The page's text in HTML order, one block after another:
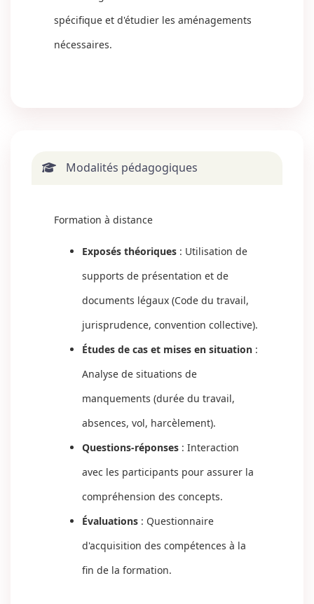
spécifique et d'étudier les aménagements
nécessaires.
Modalités pédagogiques
Formation à distance
Exposés théoriques : Utilisation de
supports de présentation et de
documents légaux (Code du travail,
jurisprudence, convention collective).
Études de cas et mises en situation :
Analyse de situations de
manquements (durée du travail,
absences, vol, harcèlement).
Questions-réponses : Interaction
avec les participants pour assurer la
compréhension des concepts.
Évaluations : Questionnaire
d'acquisition des compétences à la
fin de la formation.